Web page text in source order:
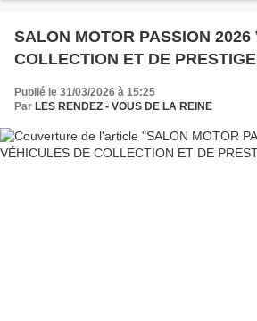
SALON MOTOR PASSION 2026 VÉHICULES DE
COLLECTION ET DE PRESTIGE
Publié le 31/03/2026 à 15:25
Par LES RENDEZ - VOUS DE LA REINE